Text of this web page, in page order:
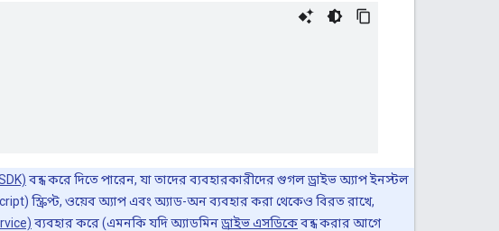
বন্ধ করে দিতে পারেন, যা তাদের ব্যবহারকারীদের গুগল ড্রাইভ অ্যাপ ইনস্টল
স্ক্রিপ্ট, ওয়েব অ্যাপ এবং অ্যাড-অন ব্যবহার করা থেকেও বিরত রাখে,
ব্যবহার করে (এমনকি যদি অ্যাডমিনড্রাইভ এসডিকেবন্ধ করার আগে